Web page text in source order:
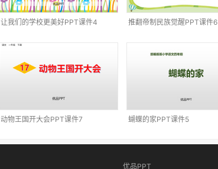
让我们的学校更美好PPT课件4 推翻帝制民族觉醒PPT课件6
动物王国开大会PPT课件7 蝴蝶的家PPT课件5
优品PPT